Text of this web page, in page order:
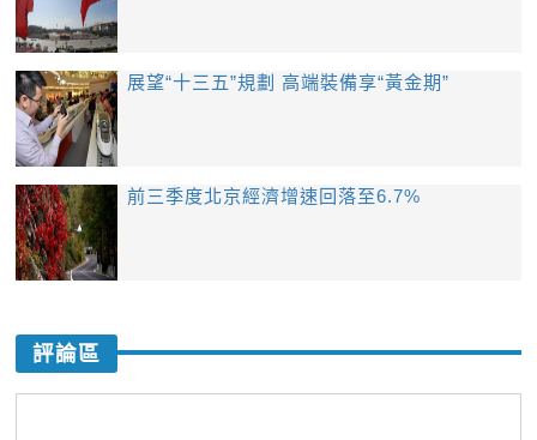
展望“十三五”規劃 高端裝備享“黃金期”
前三季度北京經濟增速回落至6.7%
評論區